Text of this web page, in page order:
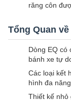
răng côn
Tổng Quan
Dòng EQ có
bánh xe tự
Các loại kết
hình đa năng
Thiết kế nhỏ